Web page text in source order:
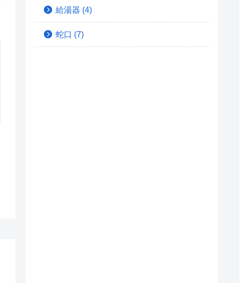
給湯器 (4)
蛇口 (7)